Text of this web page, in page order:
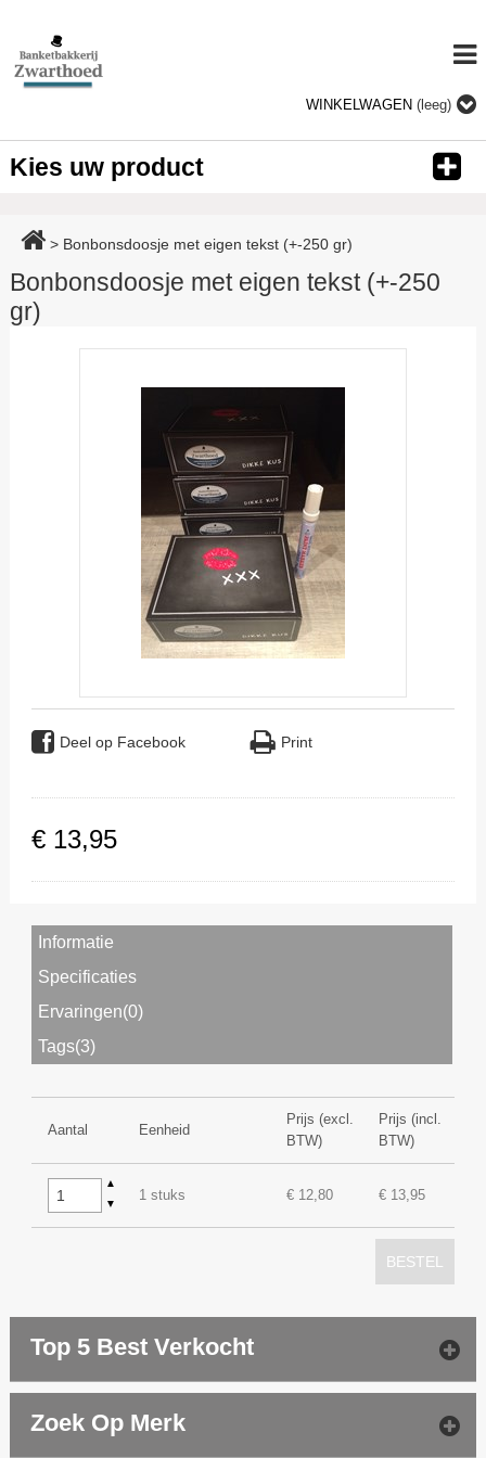
WINKELWAGEN (leeg)
Kies uw product
> Bonbonsdoosje met eigen tekst (+-250 gr)
Bonbonsdoosje met eigen tekst (+-250
gr)
Deel op Facebook Print
€ 13,95
Informatie
Specificaties
Ervaringen(0)
Tags(3)
Aantal Eenheid
Prijs (excl.
BTW)
Prijs (incl.
BTW)
▲
▼
1 stuks € 12,80 € 13,95
BESTEL
Top 5 Best Verkocht
Zoek Op Merk